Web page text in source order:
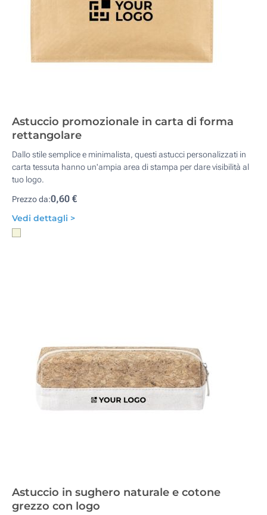
Astuccio promozionale in carta di forma
rettangolare
Dallo stile semplice e minimalista, questi astucci personalizzati in
carta tessuta hanno un'ampia area di stampa per dare visibilità al
tuo logo.
Prezzo da:0,60 €
Vedi dettagli >
Astuccio in sughero naturale e cotone
grezzo con logo